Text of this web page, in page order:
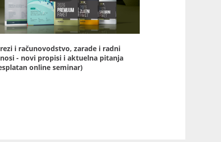
i računovodstvo, zarade i radni
- novi propisi i aktuelna pitanja
online seminar)